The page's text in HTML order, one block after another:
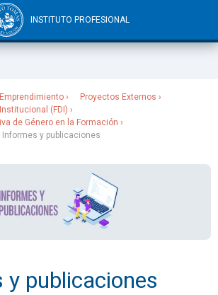
INSTITUTO PROFESIONAL
Proyectos Externos
(FDI)
de Género en la Formación
Informes y publicaciones
y publicaciones